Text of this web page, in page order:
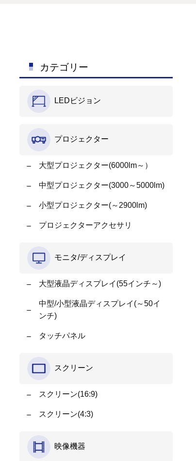
カテゴリー
LEDビジョン
プロジェクター
大型プロジェクター(6000lm～）
中型プロジェクター(3000～5000lm)
小型プロジェクター(～2900lm)
プロジェクターアクセサリ
モニタ/ディスプレイ
大型液晶ディスプレイ(55インチ～)
中型/小型液晶ディスプレイ(～50イ
ンチ)
タッチパネル
スクリーン
スクリーン(16:9)
スクリーン(4:3)
映像機器